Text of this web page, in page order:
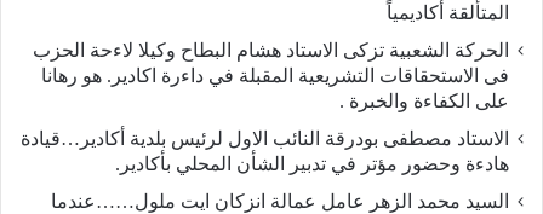
المتألقة أكاديمياً
الحركة الشعبية تزكى الاستاد هشام البطاح وكيلا لاءحة الحزب
فى الاستحقاقات التشريعية المقبلة في داءرة اكادير. هو رهانا
على الكفاءة والخبرة .
الاستاد مصطفى بودرقة النائب الاول لرئيس بلدية أكادير…قيادة
هادءة وحضور مؤتر في تدبير الشأن المحلي بأكادير.
السيد محمد الزهر عامل عمالة انزكان ايت ملول……عندما